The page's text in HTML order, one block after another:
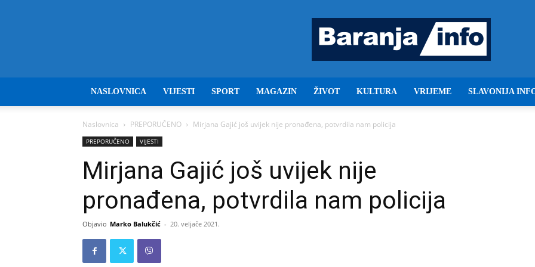
NASLOVNICA VIJESTI SPORT MAGAZIN ŽIVOT KULTURA VRIJEME SLAVONIJA
Naslovnica PREPORUČENO Mirjana Gajić još uvijek nije pronađena, potvrdila nam policija
PREPORUČENO VIJESTI
Mirjana Gajić još uvijek nije
pronađena, potvrdila nam policija
Objavio Marko Balukčić - 20. veljače 2021.